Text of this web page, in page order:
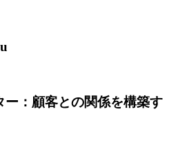
ー：顧客との関係を構築す